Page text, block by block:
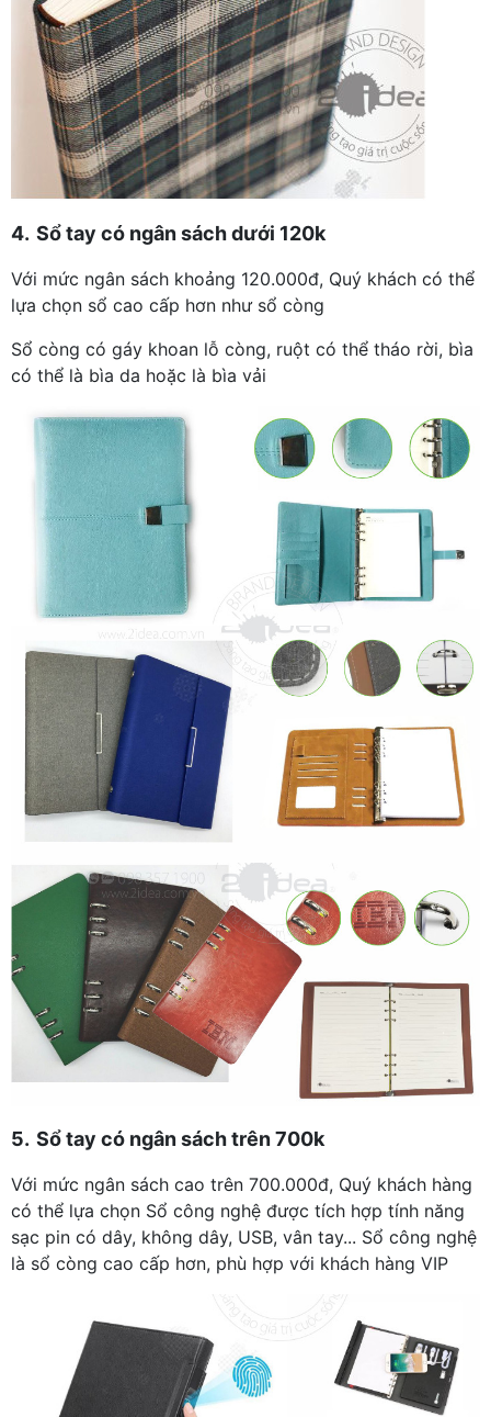
4. Sổ tay có ngân sách dưới 120k
Với mức ngân sách khoảng 120.000đ, Quý khách có thể
lựa chọn sổ cao cấp hơn như sổ còng
Sổ còng có gáy khoan lỗ còng, ruột có thể tháo rời, bìa
có thể là bìa da hoặc là bìa vải
5. Sổ tay có ngân sách trên 700k
Với mức ngân sách cao trên 700.000đ, Quý khách hàng
có thể lựa chọn Sổ công nghệ được tích hợp tính năng
sạc pin có dây, không dây, USB, vân tay... Sổ công nghệ
là sổ còng cao cấp hơn, phù hợp với khách hàng VIP